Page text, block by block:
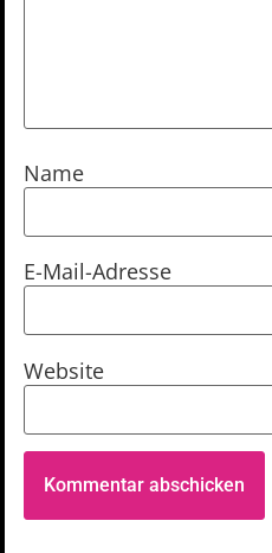
Name
E-Mail-Adresse
Website